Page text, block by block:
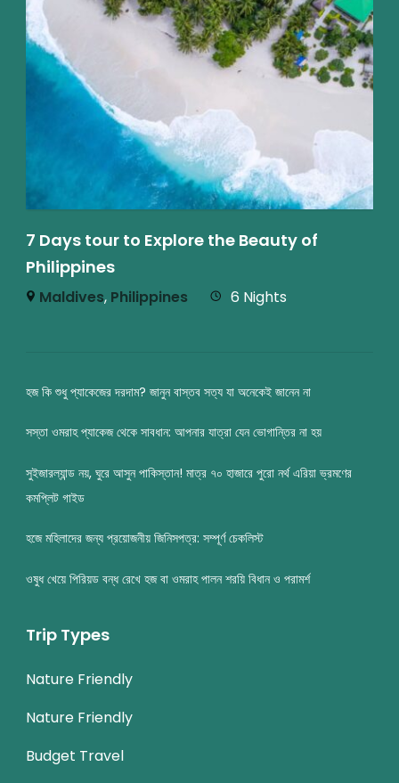
7 Days tour to Explore the Beauty of
Philippines
Maldives, Philippines 6 Nights
হজ কি শুধু প্যাকেজের দরদাম? জানুন বাস্তব সত্য যা অনেকেই জানেন না
সস্তা ওমরাহ প্যাকেজ থেকে সাবধান: আপনার যাত্রা যেন ভোগান্তির না হয়
সুইজারল্যান্ড নয়, ঘুরে আসুন পাকিস্তান! মাত্র ৭০ হাজারে পুরো নর্থ এরিয়া ভ্রমণের
কমপ্লিট গাইড
হজে মহিলাদের জন্য প্রয়োজনীয় জিনিসপত্র: সম্পূর্ণ চেকলিস্ট
ওষুধ খেয়ে পিরিয়ড বন্ধ রেখে হজ বা ওমরাহ পালন শরয়ি বিধান ও পরামর্শ
Trip Types
Nature Friendly
Nature Friendly
Budget Travel